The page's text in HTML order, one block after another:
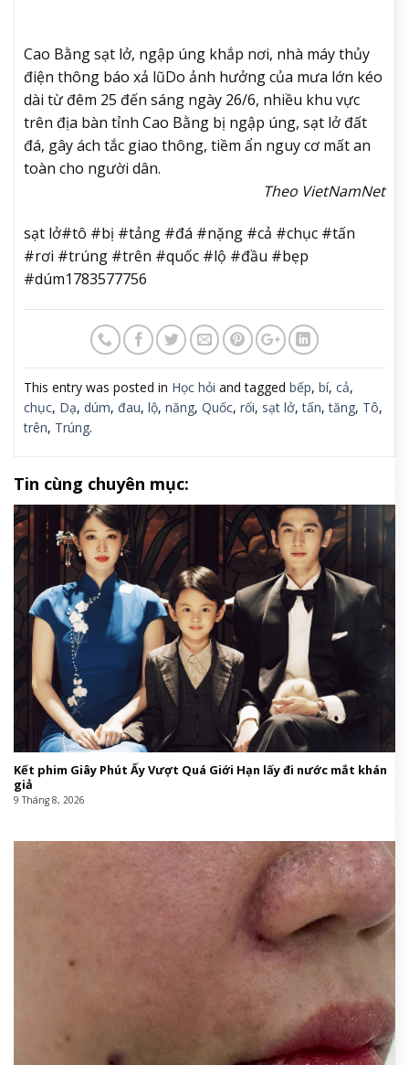
Cao Bằng sạt lở, ngập úng khắp nơi, nhà máy thủy
điện thông báo xả lũDo ảnh hưởng của mưa lớn kéo
dài từ đêm 25 đến sáng ngày 26/6, nhiều khu vực
trên địa bàn tỉnh Cao Bằng bị ngập úng, sạt lở đất
đá, gây ách tắc giao thông, tiềm ẩn nguy cơ mất an
toàn cho người dân.
Theo VietNamNet
sạt lở#tô #bị #tảng #đá #nặng #cả #chục #tấn
#rơi #trúng #trên #quốc #lộ #đầu #bẹp
#dúm1783577756
This entry was posted in Học hỏi and tagged bếp, bí, cả,
chục, Dạ, dúm, đau, lộ, năng, Quốc, rối, sạt lở,tấn,tăng, Tô,
trên, Trúng.
Tin cùng chuyên mục:
Kết phim Giây Phút Ấy Vượt Quá Giới Hạn lấy đi nước mắt khán
giả
9 Tháng 8, 2026